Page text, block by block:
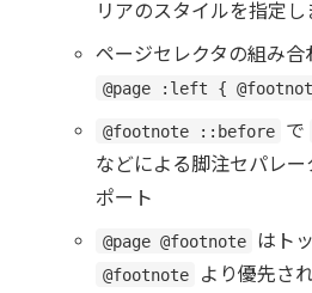
リアのスタイルを指定し
ページセレクタの組み合
@page :left {
@footnote ::before で
などによる脚注セパレ
ポート
@page @footnote はト
@footnote より優先さ